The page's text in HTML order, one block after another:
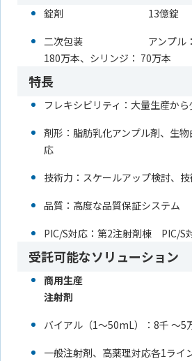
錠剤
13億錠
二次包装
アンプル
180万本、シリンジ： 70万本
特長
フレキシビリティ：大量生産か
剤形：脂肪乳化アンプル剤、生
応
技術力：スケールアップ検討、
品質：高度な品質保証システム
PIC/S対応：第2注射剤棟 PIC/S
受託可能なソリューション
商用生産
注射剤
バイアル（1～50mL）：8千 ～5
一般注射剤、高薬理対応各1ライ